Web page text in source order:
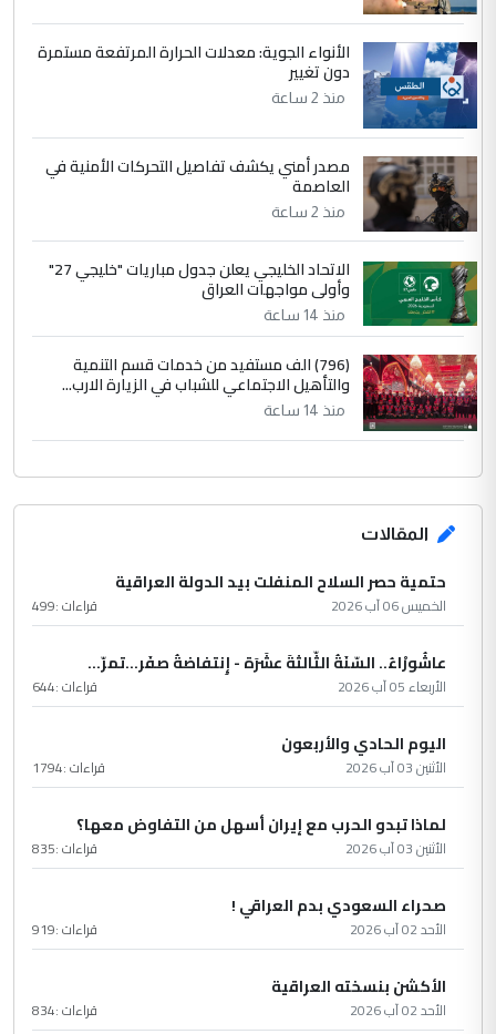
الموضوع :
بين الإهمال واغتصاب الأرض.. بلاد
الرافدين تعاني الجفاف والتصحر!!
الأنواء الجوية: معدلات الحرارة المرتفعة مستمرة
دون تغيير
منذ 2 ساعة
مصدر أمني يكشف تفاصيل التحركات الأمنية في
العاصمة
منذ 2 ساعة
الاتحاد الخليجي يعلن جدول مباريات "خليجي 27"
وأولى مواجهات العراق
منذ 14 ساعة
(796) الف مستفيد من خدمات قسم التنمية
والتأهيل الاجتماعي للشباب في الزيارة الارب...
منذ 14 ساعة
المقالات
حتمية حصر السلاح المنفلت بيد الدولة العراقية
الخميس 06 آب 2026 قراءات :499
عاشُورْاءُ.. السّنَةُ الثّالثةَ عشَرَة - إِنتفاضةُ صفَر…تمرّ...
الأربعاء 05 آب 2026 قراءات :644
اليوم الحادي والأربعون
الأثنين 03 آب 2026 قراءات :1794
لماذا تبدو الحرب مع إيران أسهل من التفاوض معها؟
الأثنين 03 آب 2026 قراءات :835
صحراء السعودي بدم العراقي !
الأحد 02 آب 2026 قراءات :919
الأكشن بنسخته العراقية
الأحد 02 آب 2026 قراءات :834